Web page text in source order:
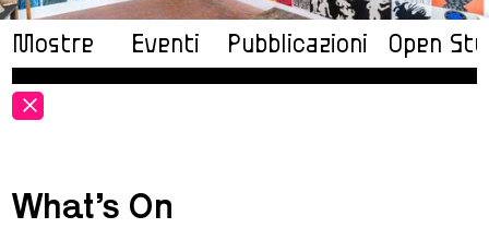
Mostre Eventi Pubblicazioni Open
What’s On